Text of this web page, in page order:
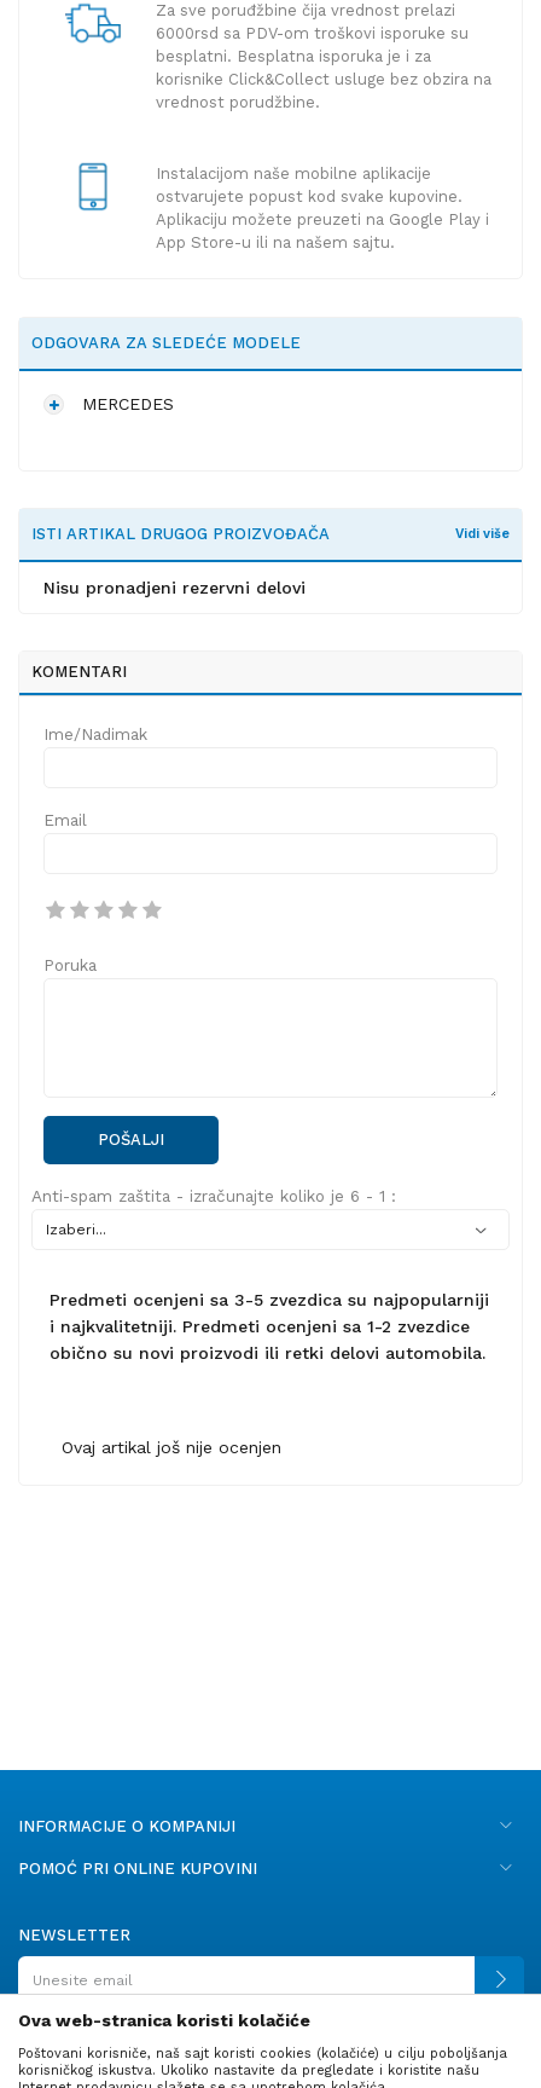
Za sve poruđžbine čija vrednost prelazi
6000rsd sa PDV-om troškovi isporuke su
besplatni. Besplatna isporuka je i za
korisnike Click&Collect usluge bez obzira na
vrednost porudžbine.
Instalacijom naše mobilne aplikacije
ostvarujete popust kod svake kupovine.
Aplikaciju možete preuzeti na Google Play i
App Store-u ili na našem sajtu.
ODGOVARA ZA SLEDEĆE MODELE
MERCEDES
ISTI ARTIKAL DRUGOG PROIZVOĐAČA Vidi više
Nisu pronadjeni rezervni delovi
KOMENTARI
Ime/Nadimak
Email
Poruka
POŠALJI
Anti-spam zaštita - izračunajte koliko je 6 - 1 :
Predmeti ocenjeni sa 3-5 zvezdica su najpopularniji
i najkvalitetniji. Predmeti ocenjeni sa 1-2 zvezdice
obično su novi proizvodi ili retki delovi automobila.
Ovaj artikal još nije ocenjen
INFORMACIJE O KOMPANIJI
POMOĆ PRI ONLINE KUPOVINI
NEWSLETTER
PRATITE NAS
Ova web-stranica koristi kolačiće
Poštovani korisniče, naš sajt koristi cookies (kolačiće) u cilju poboljšanja
korisničkog iskustva. Ukoliko nastavite da pregledate i koristite našu